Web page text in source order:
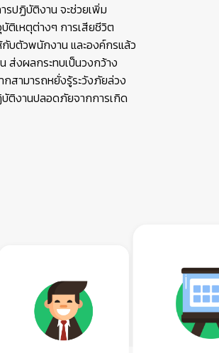
รปฏิบัติงาน จะช่วยเพิ่ม
ติเหตุต่างๆ การเสียชีวิต
บตัวพนักงาน และองค์กรแล้ว
ส่งผลกระทบเป็นวงกว้าง
สามารถหยั่งรู้ระวังภัยล่วง
ติงานปลอดภัยจากการเกิด